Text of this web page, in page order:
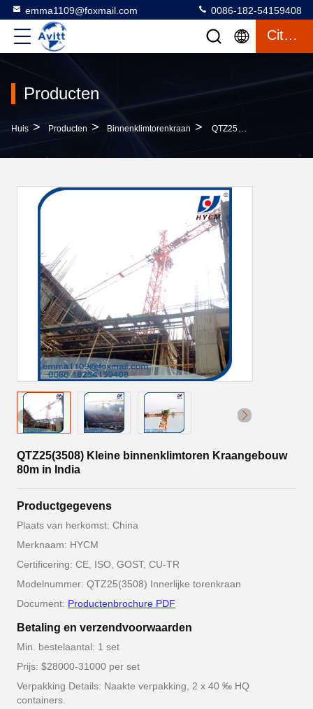
emma1109@foxmail.com 0086-182-54159408
Citaat
Producten
Huis > Producten > Binnenklimtorenkraan > QTZ25(3508) Kleine Binnenklimtoren Kraangebouw 80m In India
QTZ25(3508) Kleine binnenklimtoren Kraangebouw
80m in India
Productgegevens
Plaats van herkomst: China
Merknaam: HYCM
Certificering: CE, ISO, GOST, CU-TR
Modelnummer: QTZ25(3508) Innerlijke torenkraan
Document: Productenbrochure PDF
Betaling en verzendvoorwaarden
Min. bestelaantal: 1 set
Prijs: $28000-31000 per set
Verpakking Details: Naakte verpakking, 2 x 40 ‰ HQ
containers.